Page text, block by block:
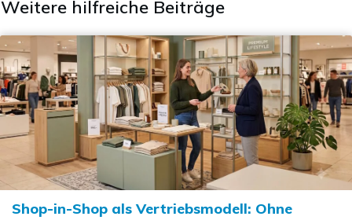
Weitere hilfreiche Beiträge
Shop-in-Shop als Vertriebsmodell: Ohne